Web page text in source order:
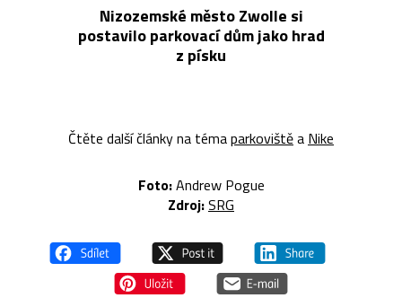
Nizozemské město Zwolle si
postavilo parkovací dům jako hrad
z písku
Čtěte další články na témaparkovištěa Nike
Foto:Andrew Pogue
Zdroj:SRG